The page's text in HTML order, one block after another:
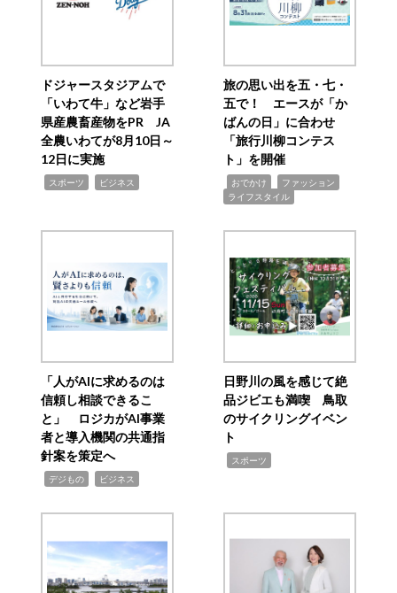
ドジャースタジアムで
「いわて牛」など岩手
県産農畜産物をPR JA
全農いわてが8月10日～
12日に実施
スポーツ ビジネス
旅の思い出を五・七・
五で！ エースが「か
ばんの日」に合わせ
「旅行川柳コンテス
ト」を開催
おでかけ ファッション
ライフスタイル
「人がAIに求めるのは
信頼し相談できるこ
と」 ロジカがAI事業
者と導入機関の共通指
針案を策定へ
デジもの ビジネス
日野川の風を感じて絶
品ジビエも満喫 鳥取
のサイクリングイベン
ト
スポーツ